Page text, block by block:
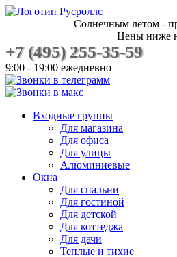
Солнечным летом -
Цены ниже
+7 (495) 255-35-59
9:00 - 19:00 ежедневно
Входные группы
Для магазина
Для офиса
Для улицы
Алюминиевые
Окна
Для спальни
Для гостиной
Для детской
Для коттеджа
Для дачи
Теплые и тихие